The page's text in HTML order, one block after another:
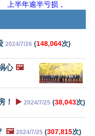
上半年逾半亏损，
2024/7/26 (148,064次)
心 🖼️
！ ▶️ 2024/7/25 (38,043次)
🖼️ 2024/7/25 (307,815次)